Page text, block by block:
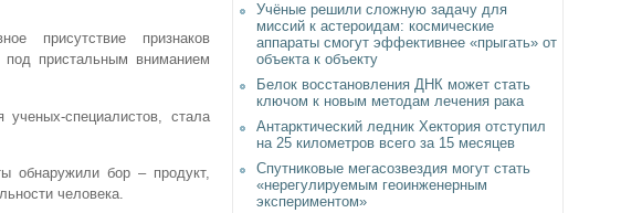
присутствие признаков
под пристальным вниманием
специалистов, стала
обнаружили бор – продукт,
человека.
Учёные решили сложную задачу для
миссий к астероидам: космические
аппараты смогут эффективнее «прыгать» от
объекта к объекту
Белок восстановления ДНК может стать
ключом к новым методам лечения рака
Антарктический ледник Хектория отступил
на 25 километров всего за 15 месяцев
Спутниковые мегасозвездия могут стать
«нерегулируемым геоинженерным
экспериментом»